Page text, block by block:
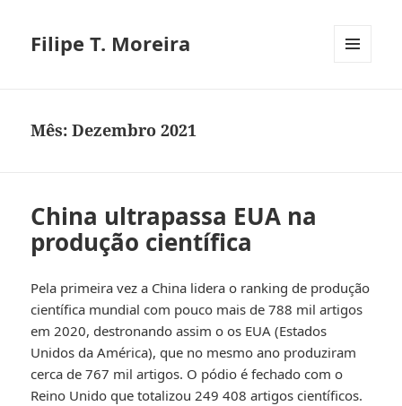
Filipe T. Moreira
Mês:Dezembro 2021
China ultrapassa EUA na
produção científica
Pela primeira vez a China lidera o ranking de produção
científica mundial com pouco mais de 788 mil artigos
em 2020, destronando assim o os EUA (Estados
Unidos da América), que no mesmo ano produziram
cerca de 767 mil artigos. O pódio é fechado com o
Reino Unido que totalizou 249 408 artigos científicos.